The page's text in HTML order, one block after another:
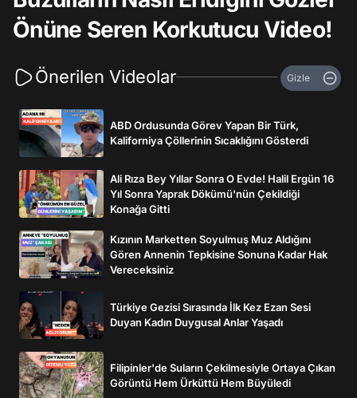
Önüne Seren Korkutucu Video!
Önerilen Videolar Gizle
ABD Ordusunda Görev Yapan Bir Türk,
Kaliforniya Çöllerinin Sıcaklığını Gösterdi
Ali Rıza Bey Yıllar Sonra O Evde! Halil Ergün 16
Yıl Sonra Yaprak Dökümü'nün Çekildiği
Konağa Gitti
Kızının Marketten Soyulmuş Muz Aldığını
Gören Annenin Tepkisine Sonuna Kadar Hak
Vereceksiniz
Türkiye Gezisi Sırasında İlk Kez Ezan Sesi
Duyan Kadın Duygusal Anlar Yaşadı
Filipinler'de Suların Çekilmesiyle Ortaya Çıkan
Görüntü Hem Ürküttü Hem Büyüledi